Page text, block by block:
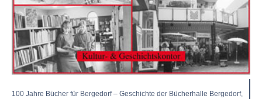
100 Jahre Bücher für Bergedorf – Geschichte der Bücherhalle Bergedorf,